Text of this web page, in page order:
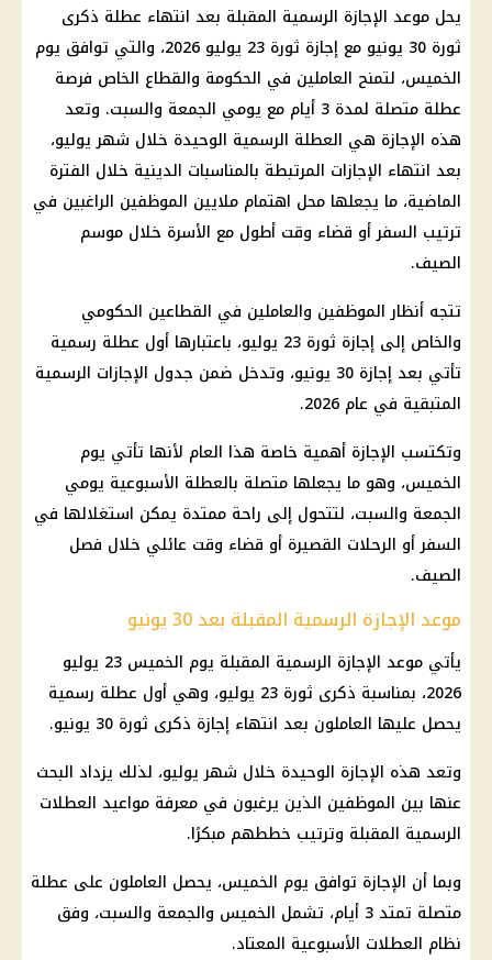
يحل موعد الإجازة الرسمية المقبلة بعد انتهاء عطلة ذكرى
ثورة 30 يونيو مع إجازة ثورة 23 يوليو 2026، والتي توافق يوم
الخميس، لتمنح العاملين في الحكومة والقطاع الخاص فرصة
عطلة متصلة لمدة 3 أيام مع يومي الجمعة والسبت. وتعد
هذه الإجازة هي العطلة الرسمية الوحيدة خلال شهر يوليو،
بعد انتهاء الإجازات المرتبطة بالمناسبات الدينية خلال الفترة
الماضية، ما يجعلها محل اهتمام ملايين الموظفين الراغبين في
ترتيب السفر أو قضاء وقت أطول مع الأسرة خلال موسم
الصيف.
تتجه أنظار الموظفين والعاملين في القطاعين الحكومي
والخاص إلى إجازة ثورة 23 يوليو، باعتبارها أول عطلة رسمية
تأتي بعد إجازة 30 يونيو، وتدخل ضمن جدول الإجازات الرسمية
المتبقية في عام 2026.
وتكتسب الإجازة أهمية خاصة هذا العام لأنها تأتي يوم
الخميس، وهو ما يجعلها متصلة بالعطلة الأسبوعية يومي
الجمعة والسبت، لتتحول إلى راحة ممتدة يمكن استغلالها في
السفر أو الرحلات القصيرة أو قضاء وقت عائلي خلال فصل
الصيف.
موعد الإجازة الرسمية المقبلة بعد 30 يونيو
يأتي موعد الإجازة الرسمية المقبلة يوم الخميس 23 يوليو
2026، بمناسبة ذكرى ثورة 23 يوليو، وهي أول عطلة رسمية
يحصل عليها العاملون بعد انتهاء إجازة ذكرى ثورة 30 يونيو.
وتعد هذه الإجازة الوحيدة خلال شهر يوليو، لذلك يزداد البحث
عنها بين الموظفين الذين يرغبون في معرفة مواعيد العطلات
الرسمية المقبلة وترتيب خططهم مبكرًا.
وبما أن الإجازة توافق يوم الخميس، يحصل العاملون على عطلة
متصلة تمتد 3 أيام، تشمل الخميس والجمعة والسبت، وفق
نظام العطلات الأسبوعية المعتاد.